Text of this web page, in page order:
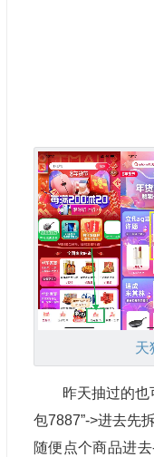
天
昨天抽过的也
包7887”->进去先
随便点个商品进